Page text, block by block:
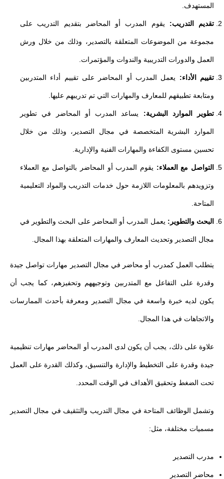
المستهدف.
تقديم التدريب: يقوم المدرب أو المحاضر بتقديم التدريب على
مجموعة من الموضوعات المتعلقة بالتصدير، وذلك من خلال ورش
العمل والدورات التدريبية والندوات والمؤتمرات.
تقييم الأداء: يعمل المدرب أو المحاضر على تقييم أداء المتدربين
ومتابعة تطبيقهم للمعارف والمهارات التي تم تدريبهم عليها.
تطوير الموارد البشرية: يساعد المدرب أو المحاضر في تطوير
الموارد البشرية المتخصصة في مجال التصدير، وذلك من خلال
تحسين مستوى الكفاءة والمهارات الفنية والإدارية.
التواصل مع العملاء: يقوم المدرب أو المحاضر بالتواصل مع العملاء
وتزويدهم بالمعلومات اللازمة حول خدمات التدريب والمواد التعليمية
المتاحة.
البحث والتطوير: يعمل المدرب أو المحاضر على البحث والتطوير في
مجال التصدير وتحديث المعارف والمهارات المتعلقة بهذا المجال.
يتطلب العمل كمدرب أو محاضر في مجال التصدير مهارات تواصل جيدة
وقدرة على التفاعل مع المتدربين وتوجيههم وتحفيزهم، كما يجب أن
يكون لديه خبرة واسعة في مجال التصدير ومعرفة بأحدث الممارسات
والاتجاهات في هذا المجال.
علاوة على ذلك، يجب أن يكون لدى المدرب أو المحاضر مهارات تنظيمية
جيدة وقدرة على التخطيط والإدارة والتنسيق، وكذلك القدرة على العمل
تحت الضغط وتحقيق الأهداف في الوقت المحدد.
وتشمل الوظائف المتاحة في مجال التدريب والتثقيف في مجال التصدير
مسميات مختلفة، مثل:
مدرب التصدير
محاضر التصدير